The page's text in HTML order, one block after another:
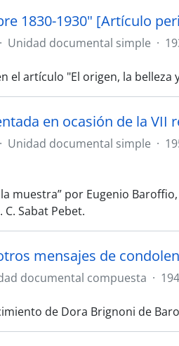
1830-1930" [Artículo
· Unidad documental simple ·
el artículo "El origen, la belleza
· Unidad documental simple ·
muestra” por Eugenio
Sabat Pebet.
documental compuesta ·
de Dora Brignoni de